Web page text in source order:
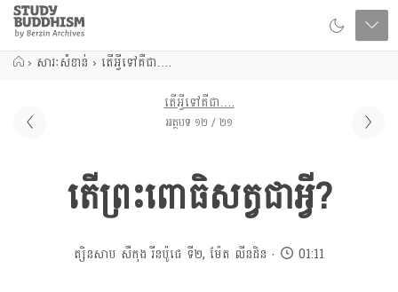
Close
Study
Buddhism
Home
› សារៈសំខាន់ › តើអ្វីទៅគឺជា….
តើអ្វីទៅគឺជា….
អត្ថបទ ១២ / ២១
តើព្រះពោធិសត្វជាអ្វី?
ត្សិនសាប សឺកុង រីនប៉ូជេ ទី២, ម៉ែត លីនដិន 01:11